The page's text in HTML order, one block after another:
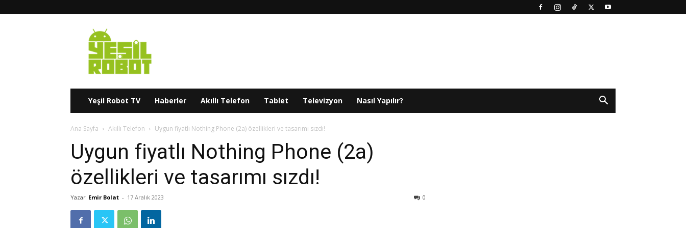
Yeşil
Robot
Yeşil Robot TV Haberler Akıllı Telefon Tablet Televizyon Nasıl Yapılır?
Ana Sayfa Akıllı Telefon Uygun fiyatlı Nothing Phone (2a) özellikleri ve tasarımı sızdı!
Uygun fiyatlı Nothing Phone (2a)
özellikleri ve tasarımı sızdı!
Yazar Emir Bolat - 17 Aralık 2023 0